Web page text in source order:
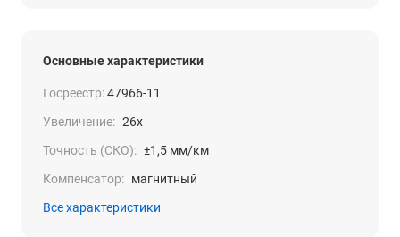
Основные характеристики
Госреестр:47966-11
Увеличение: 26x
Точность (СКО): ±1,5 мм/км
Компенсатор: магнитный
Все характеристики